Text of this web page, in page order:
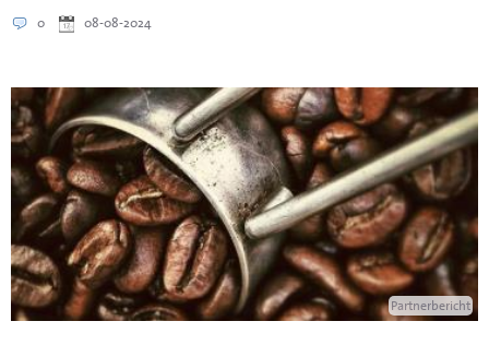
0 08-08-2024
Partnerbericht